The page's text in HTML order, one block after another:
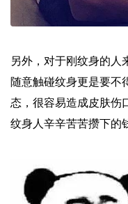
另外，对于刚纹身的人
随意触碰纹身更是要不
态，很容易造成皮肤伤
纹身人辛辛苦苦攒下的